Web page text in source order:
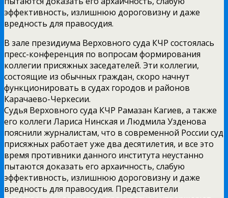
эффективность, излишнюю дороговизну и даже
вредность для правосудия.
В зале президиума Верховного суда КЧР состоялась
пресс-конференция по вопросам формирования
коллегии присяжных заседателей. Эти коллегии,
состоящие из обычных граждан, скоро начнут
функционировать в судах городов и районов
Карачаево-Черкесии.
Судья Верховного суда КЧР Рамазан Кагиев, а также
его коллеги Лариса Нинская и Людмила Узденова
пояснили журналистам, что в современной России суд
присяжных работает уже два десятилетия, и все это
время противники данного института неустанно
пытаются доказать его архаичность, слабую
эффективность, излишнюю дороговизну и даже
вредность для правосудия. Представители